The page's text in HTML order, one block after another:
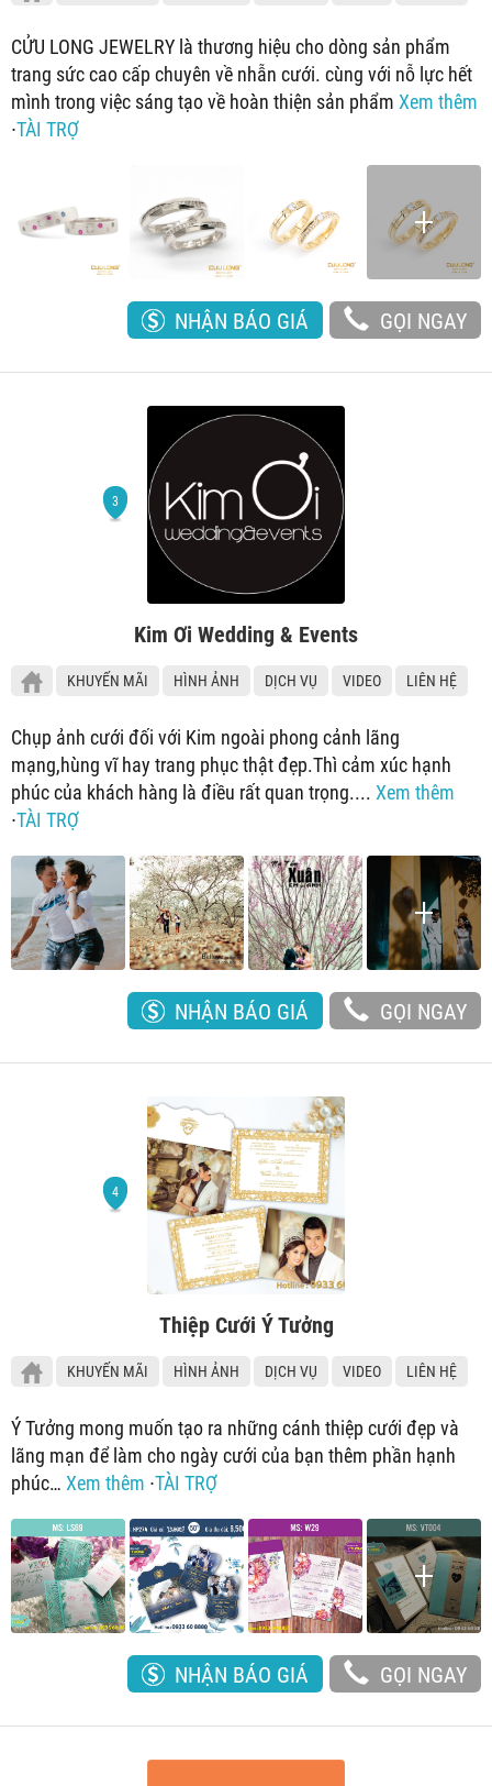
CỬU LONG JEWELRY là thương hiệu cho dòng sản phẩm
trang sức cao cấp chuyên về nhẫn cưới. cùng với nỗ lực hết
mình trong việc sáng tạo về hoàn thiện sản phẩm Xem thêm
∙TÀI TRỢ
NHẬN BÁO GIÁ GỌI NGAY
Kim Ơi Wedding & Events
KHUYẾN MÃI HÌNH ẢNH DỊCH VỤ VIDEO LIÊN HỆ
Chụp ảnh cưới đối với Kim ngoài phong cảnh lãng
mạng,hùng vĩ hay trang phục thật đẹp.Thì cảm xúc hạnh
phúc của khách hàng là điều rất quan trọng.... Xem thêm
∙TÀI TRỢ
NHẬN BÁO GIÁ GỌI NGAY
Thiệp Cưới Ý Tưởng
KHUYẾN MÃI HÌNH ẢNH DỊCH VỤ VIDEO LIÊN HỆ
Ý Tưởng mong muốn tạo ra những cánh thiệp cưới đẹp và
lãng mạn để làm cho ngày cưới của bạn thêm phần hạnh
phúc… Xem thêm ∙TÀI TRỢ
NHẬN BÁO GIÁ GỌI NGAY